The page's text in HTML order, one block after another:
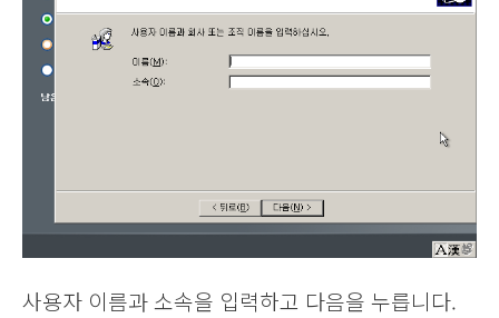
사용자 이름과 소속을 입력하고 다음을 누릅니다.